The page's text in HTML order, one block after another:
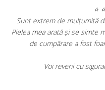
⭐
Sunt extrem de mulțumită
Pielea mea arată și se simte
de cumpărare a fost
Voi reveni cu